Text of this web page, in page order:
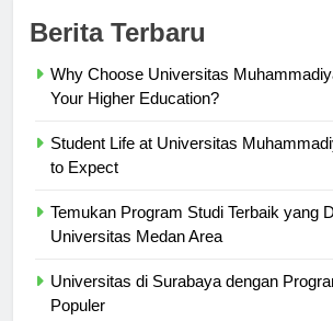
Why Choose Universitas
Student Life at Universitas
Temukan Program Studi Terbaik yang
Universitas di Surabaya dengan